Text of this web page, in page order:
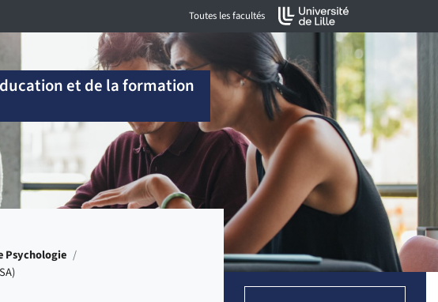
Toutes les facultés
et de la formation
Psychologie /